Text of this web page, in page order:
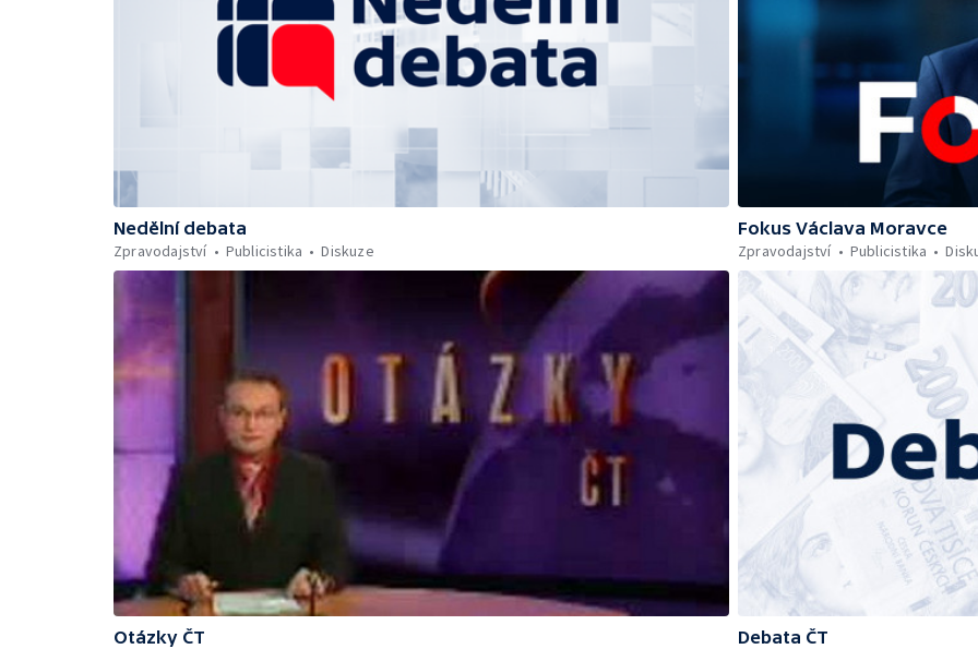
Nedělní debata
Zpravodajství
Publicistika Diskuze
Fokus Václava Moravce
Zpravodajství
Publicistika
Otázky ČT
Debata ČT